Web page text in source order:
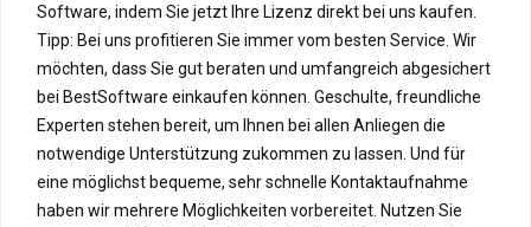
Software, indem Sie jetzt Ihre Lizenz direkt bei uns kaufen.
Tipp: Bei uns profitieren Sie immer vom besten Service. Wir
möchten, dass Sie gut beraten und umfangreich abgesichert
bei BestSoftware einkaufen können. Geschulte, freundliche
Experten stehen bereit, um Ihnen bei allen Anliegen die
notwendige Unterstützung zukommen zu lassen. Und für
eine möglichst bequeme, sehr schnelle Kontaktaufnahme
haben wir mehrere Möglichkeiten vorbereitet. Nutzen Sie